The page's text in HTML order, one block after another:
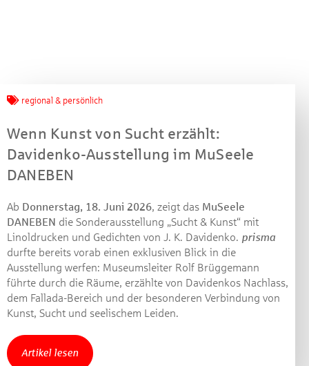
regional & persönlich
Wenn Kunst von Sucht erzählt:
Davidenko-Ausstellung im MuSeele
DANEBEN
Ab Donnerstag, 18. Juni 2026, zeigt das MuSeele
DANEBEN die Sonderausstellung „Sucht & Kunst“ mit
Linoldrucken und Gedichten von J. K. Davidenko. prisma
durfte bereits vorab einen exklusiven Blick in die
Ausstellung werfen: Museumsleiter Rolf Brüggemann
führte durch die Räume, erzählte von Davidenkos Nachlass,
dem Fallada-Bereich und der besonderen Verbindung von
Kunst, Sucht und seelischem Leiden.
Artikel lesen
Machen Sie mit bei unserem Gewinnspiel! Bis 31.
Dezember 2021 verlosen wir 10 Gutscheine des
von je 30 Euro.
Beantworten Sie einfach folgende Frage:
Welches Jubiläum feiert die Kreissparkasse
Göppingen in diesem Jahr?
Gewinnspiel geschlossen